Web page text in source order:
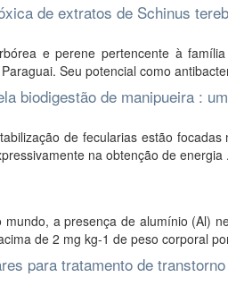
de extratos de Schinus
e perene pertencente à
Seu potencial como
biodigestão de manipueira :
de fecularias estão
na obtenção de energia
a presença de alumínio (Al)
de 2 mg kg-1 de peso corporal
para tratamento de